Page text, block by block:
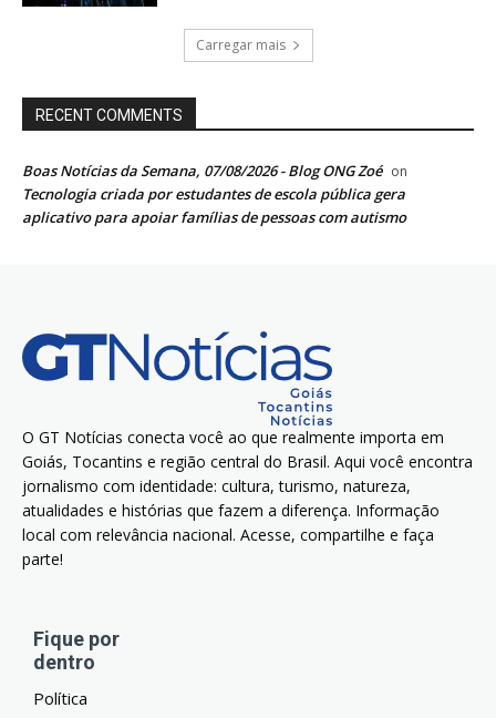
Carregar mais
RECENT COMMENTS
Boas Notícias da Semana, 07/08/2026 - Blog ONG Zoé on
Tecnologia criada por estudantes de escola pública gera
aplicativo para apoiar famílias de pessoas com autismo
O GT Notícias conecta você ao que realmente importa em
Goiás, Tocantins e região central do Brasil. Aqui você encontra
jornalismo com identidade: cultura, turismo, natureza,
atualidades e histórias que fazem a diferença. Informação
local com relevância nacional. Acesse, compartilhe e faça
parte!
Fique por
dentro
Política